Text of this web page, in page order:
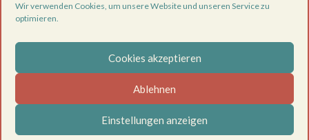
Wir verwenden Cookies, um unsere Website und unseren Service zu
optimieren.
Cookies akzeptieren
Ablehnen
Einstellungen anzeigen
psychischen Beschwerden oder ernsthaften Problemen wende dich
bitte an eine entsprechend qualifizierte Fachperson. Die Nutzung aller
Datenschutzerklärung
Cookie-Richtlinie (EU)